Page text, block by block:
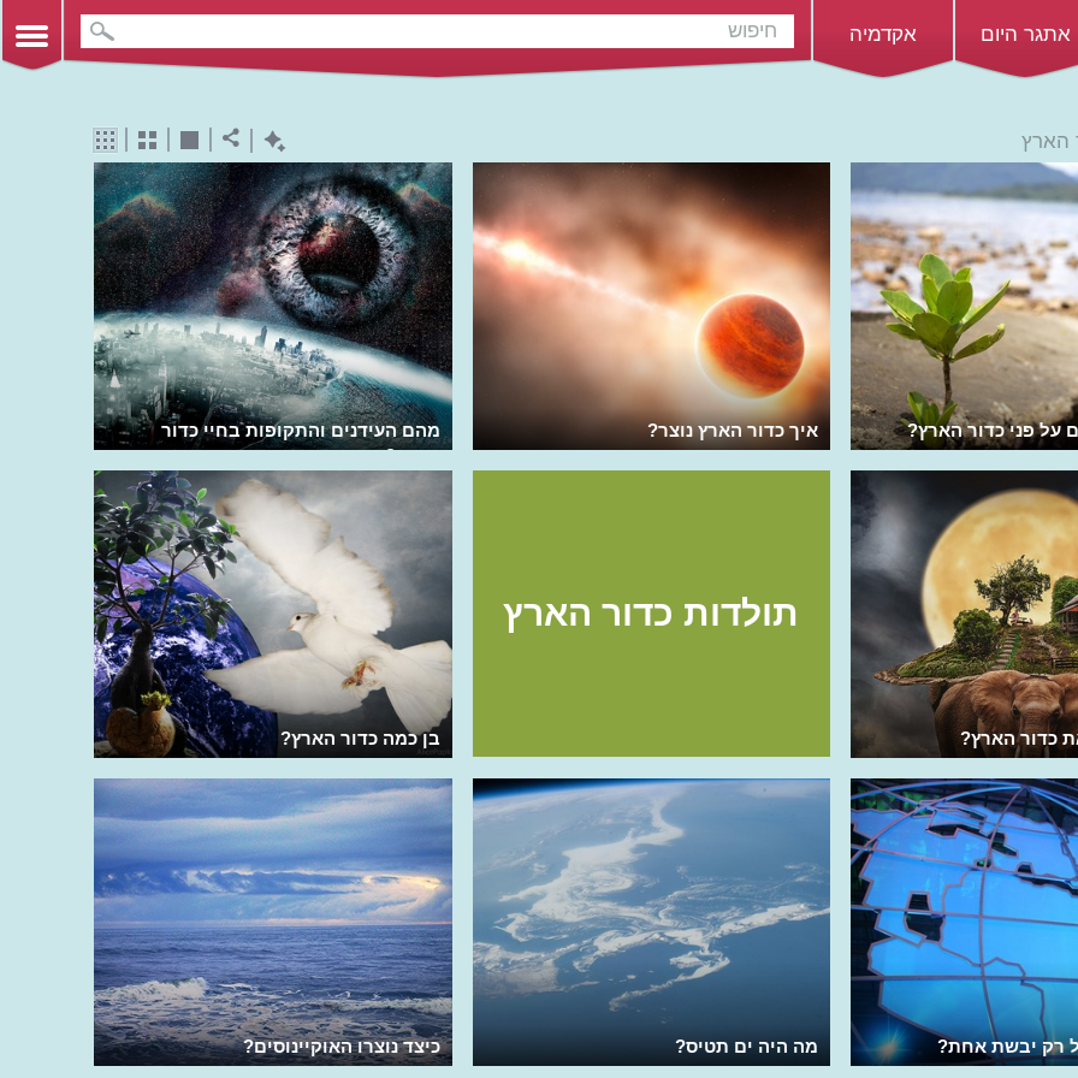
אתגר היום אקדמיה
הארץ
מהם העידנים והתקופות בחיי כדור
הארץ?
איך כדור הארץ נוצר? על פני כדור הארץ?
בן כמה כדור הארץ?
תולדות כדור הארץ
כדור הארץ?
כיצד נוצרו האוקיינוסים? מה היה ים תטיס? רק יבשת אחת?